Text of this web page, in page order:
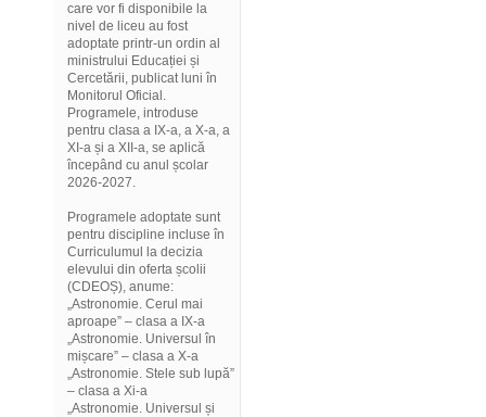
care vor fi disponibile la
nivel de liceu au fost
adoptate printr-un ordin al
ministrului Educației și
Cercetării, publicat luni în
Monitorul Oficial.
Programele, introduse
pentru clasa a IX-a, a X-a, a
XI-a și a XII-a, se aplică
începând cu anul școlar
2026-2027.
Programele adoptate sunt
pentru discipline incluse în
Curriculumul la decizia
elevului din oferta școlii
(CDEOȘ), anume:
„Astronomie. Cerul mai
aproape” – clasa a IX-a
„Astronomie. Universul în
mișcare” – clasa a X-a
„Astronomie. Stele sub lupă”
– clasa a Xi-a
„Astronomie. Universul și